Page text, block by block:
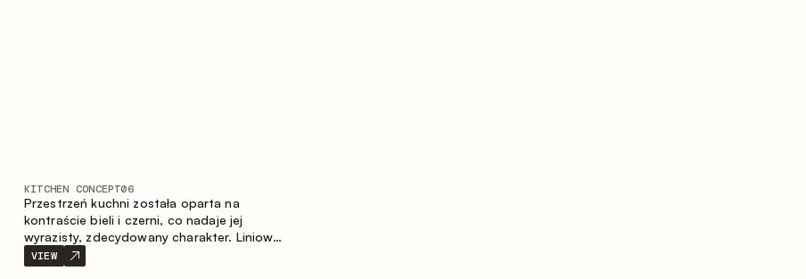
KITCHEN CONCEPT06
Przestrzeń kuchni została oparta na
kontraście bieli i czerni, co nadaje jej
wyrazisty, zdecydowany charakter. Liniowy
układ podkreśla minimalistyczny i
uporządkowany charakter wnętrza.
VIEW